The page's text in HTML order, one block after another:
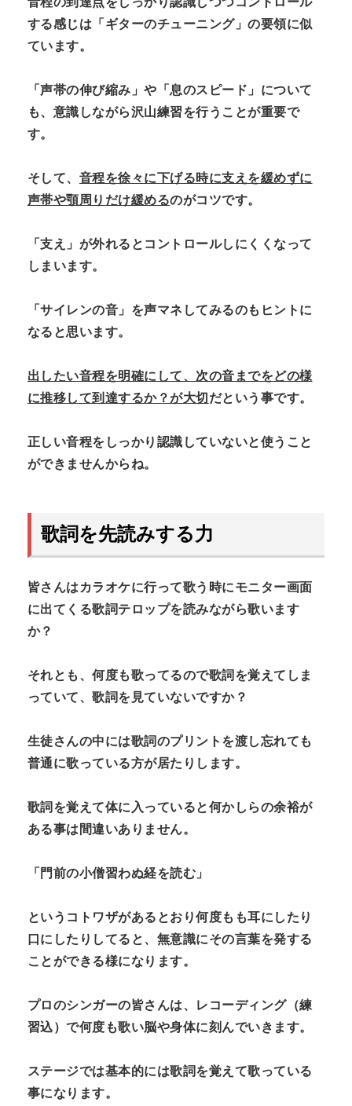
する感じは「ギターのチューニング」の要領に似
ています。
「声帯の伸び縮み」や「息のスピード」について
も、意識しながら沢山練習を行うことが重要で
す。
そして、 音程を徐々に下げる時に支えを緩めずに
声帯や顎周りだけ緩めるのがコツです。
「支え」が外れるとコントロールしにくくなって
しまいます。
「サイレンの音」を声マネしてみるのもヒントに
なると思います。
出したい音程を明確にして、次の音までをどの様
に推移して到達するか？が大切 だという事です。
正しい音程をしっかり認識していないと使うこと
ができませんからね。
歌詞を先読みする力
皆さんはカラオケに行って歌う時にモニター画面
に出てくる歌詞テロップを読みながら歌います
か？
それとも、何度も歌ってるので歌詞を覚えてしま
っていて、歌詞を見ていないですか？
生徒さんの中には歌詞のプリントを渡し忘れても
普通に歌っている方が居たりします。
歌詞を覚えて体に入っていると何かしらの余裕が
ある事は間違いありません。
「門前の小僧習わぬ経を読む」
というコトワザがあるとおり何度もも耳にしたり
口にしたりしてると、無意識にその言葉を発する
ことができる様になります。
プロのシンガーの皆さんは、レコーディング（練
習込）で何度も歌い脳や身体に刻んでいきます。
ステージでは基本的には歌詞を覚えて歌っている
事になります。